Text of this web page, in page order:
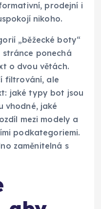
prodejní i
nikoho.
„běžecké boty“
stránce ponechá
o dvou větách.
filtrování, ale
jaké typy bot jsou
vhodné, jaké
mezi modely a
podkategoriemi.
zaměnitelná s